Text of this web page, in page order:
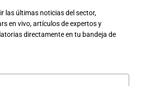
las últimas noticias del sector,
en vivo, artículos de expertos y
directamente en tu bandeja de